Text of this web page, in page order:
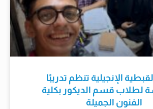
الإنجيلية تنظم تدريبًا
لطلاب قسم الديكور بكلية
الفنون الجميلة